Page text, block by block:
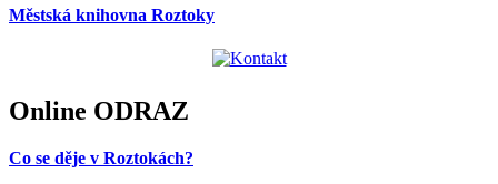
Městská knihovna Roztoky
Online ODRAZ
Co se děje v Roztokách?